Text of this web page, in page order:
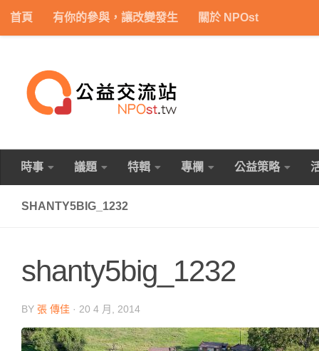
Skip to content
首頁 有你的參與，讓改變發生 關於 NPOst
時事 議題 特輯 專欄 公益策略
SHANTY5BIG_1232
shanty5big_1232
BY 張 傳佳 · 20 4 月, 2014